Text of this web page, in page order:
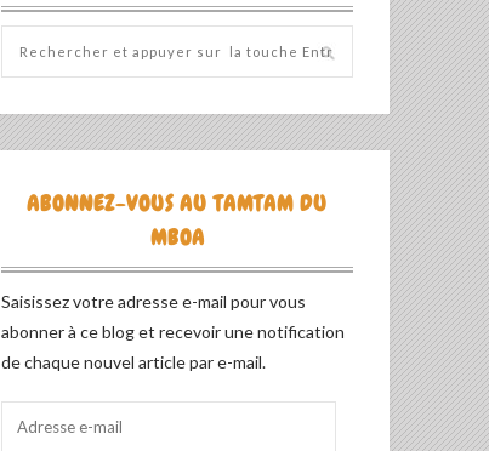
ABONNEZ-VOUS AU TAMTAM DU
MBOA
Saisissez votre adresse e-mail pour vous
abonner à ce blog et recevoir une notification
de chaque nouvel article par e-mail.